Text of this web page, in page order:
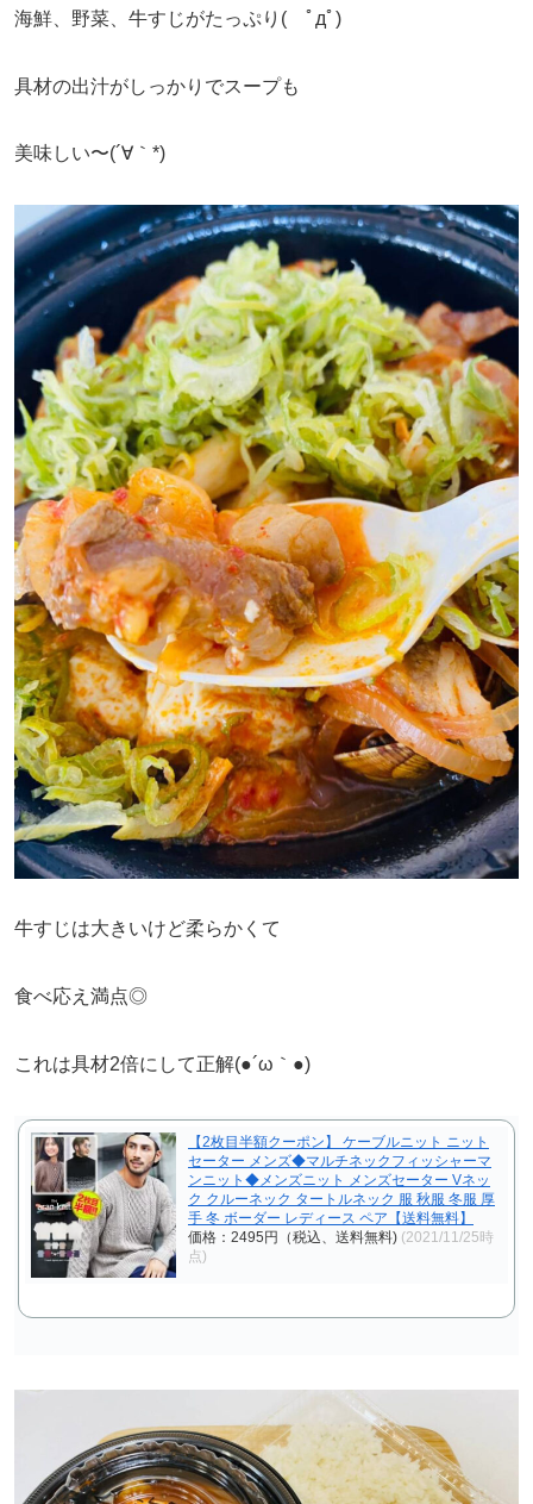
海鮮、野菜、牛すじがたっぷり( ﾟдﾟ)
具材の出汁がしっかりでスープも
美味しい〜(´∀｀*)
牛すじは大きいけど柔らかくて
食べ応え満点◎
これは具材2倍にして正解(●´ω｀●)
【2枚目半額クーポン】 ケーブルニット ニット
セーター メンズ◆マルチネックフィッシャーマ
ンニット◆メンズニット メンズセーター Vネッ
ク クルーネック タートルネック 服 秋服 冬服 厚
手 冬 ボーダー レディース ペア【送料無料】
価格：2495円（税込、送料無料) (2021/11/25時
点)